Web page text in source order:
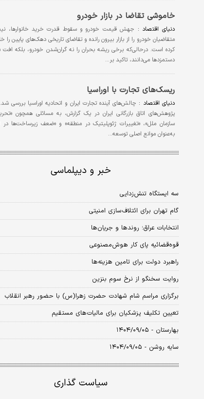
خاموشی تقاضا در بازار خودرو
دنیای اقتصاد : جهش قیمت خودرو و سقوط قدرت خرید خانوارها،
متقاضیان خودرو را از بازار بیرون رانده و تقاضای تاریخی دهک‌های پایین را
کرده است. درحالی‌که برخی ریشه بحران را نه گران‌شدن خودرو، بلکه
دستمزدها می‌دانند، تاکید بر…
ریسک‌های تجارت با اوراسیا
دنیای اقتصاد : چالش‌های آینده تجارت ایران و اتحادیه اوراسیا بررسی
پژوهش‌های اتاق بازرگانی ایران در یک گزارش، به مسائلی
سازمان ملل»، «تغییرات ژئوپلیتیک در منطقه» و «ضعف‌ زیرساخت‌ها در
به‌عنوان موانع اصلی توسعه…
خبر و دیپلماسی
سه ایستگاه تنش‌زدایی
گام تهران برای ائتلاف‌سازی امنیتی
انتخابات عراق؛ روندها و جریان‌ها
قوه‌قضائیه پای کار هوش‌مصنوعی
راهبرد دولت برای تامین هزینه‌ها
روایت سخنگو از نرخ سوم بنزین
برگزاری مراسم شام شهادت حضرت زهرا(س) با حضور رهبر انقلاب
تعیین تکلیف پزشکیان برای مالیات‌های مستقیم
بهارستان - ۱۴۰۴/۰۹/۰۵
سایه روشن - ۱۴۰۴/۰۹/۰۵
سیاست گذاری